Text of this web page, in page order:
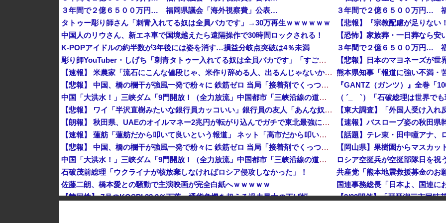
３年間で２億６５００万円… 福岡県議会「海外視察費」公表…
タトゥー彫り師さん「刺青入れてる奴は全員バカです」→30万再生ｗｗｗｗｗｗ
中国人のリウさん、新エネ車で国境越えたら遠隔操作で30時間ロックされる！
K-POPアイドルの約半数が3年後には姿を消す…損益分岐点突破は4％未満
彫り師YouTuber・しげち「刺青タトゥー入れてる奴は全員バカです」「すごい民度低い」「5000円好きなんすよ、バカって」
【速報】 米農家「流石にこんな値段じゃ、米作り辞める人、出るんじゃないかなあ？？」
【悲報】 中国、橋の欄干が強風一発で粉々に 鉄筋ゼロ 当局「接着剤でくっつけただけ」「正常で、品質問題はない」
中国「大洪水！」三峡ダム「9門開放！（全力放流」中国都市「三峡沿線の道路水没」中国政府「高速道路封鎖！」中国ダム「緊急放流に合わせて開門（土砂崩れ発生」→
【悲報】 ワイ「半沢直樹みたいな銀行員カッコいい」銀行員の友人「あんな奴居ねえよ」
【朗報】 秋田県、UAEのオイルマネー2兆円が転がり込んでガチで東北最強になるぞｗｗｗｗｗｗｗ
【速報】 蓮舫「蓮舫だから叩いて良いという報道」 ネット「高市だから叩いて良いをやってるのがお前だろ」
【悲報】 中国、橋の欄干が強風一発で粉々に 鉄筋ゼロ 当局「接着剤でくっつけただけ」「正常で、品質問題はない」
中国「大洪水！」三峡ダム「9門開放！（全力放流」中国都市「三峡沿線の道路水没」中国政府「高速道路封鎖！」中国ダム「緊急放流に合わせて開門（土砂崩れ発生」→
石破茂前総理「ウクライナが核放棄しなければロシア侵攻しなかった」！
佐藤二朗、橋本愛との騒動で主演映画が完全白紙へｗｗｗｗｗ
【韓国株】 7月のKOSPI 28.9％下落…通貨危機を超える過去最大の下げ幅
３年間で２億６５００万円…
【恐怖】家族葬・一日葬なら
３年間で２億６５００万円…
【悲報】日本のマヨネーズが世
ロシア空挺兵が空挺部隊日を祝